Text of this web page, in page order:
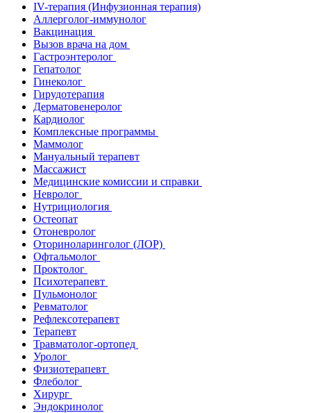
IV-терапия (Инфузионная терапия)
Аллерголог-иммунолог
Вакцинация
Вызов врача на дом
Гастроэнтеролог
Гепатолог
Гинеколог
Гирудотерапия
Дерматовенеролог
Кардиолог
Комплексные программы
Маммолог
Мануальный терапевт
Массажист
Медицинские комиссии и справки
Невролог
Нутрициология
Остеопат
Отоневролог
Оториноларинголог (ЛОР)
Офтальмолог
Проктолог
Психотерапевт
Пульмонолог
Ревматолог
Рефлексотерапевт
Терапевт
Травматолог-ортопед
Уролог
Физиотерапевт
Флеболог
Хирург
Эндокринолог